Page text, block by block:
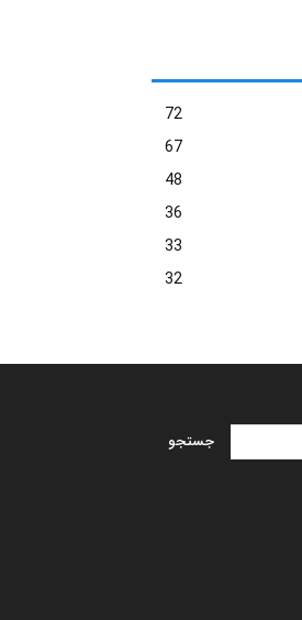
72
67
48
36
33
32